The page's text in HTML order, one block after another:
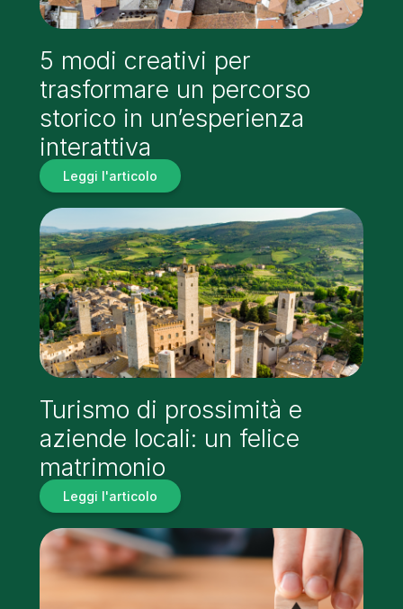
5 modi creativi per
trasformare un percorso
storico in un’esperienza
interattiva
Leggi l'articolo
Turismo di prossimità e
aziende locali: un felice
matrimonio
Leggi l'articolo